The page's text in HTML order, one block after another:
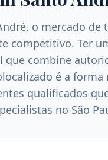
, o mercado de
competitivo. Ter
que combine
é a
qualificados
no São